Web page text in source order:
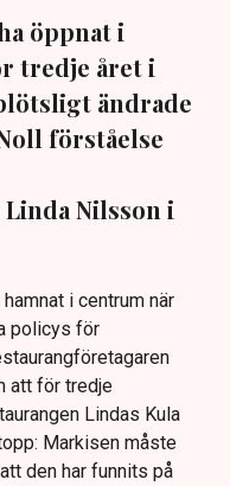
öppnat i
tredje året i
ändrade
förståelse
Nilsson i
i centrum när
policys för
att för tredje
Lindas Kula
Markisen måste
den har funnits på